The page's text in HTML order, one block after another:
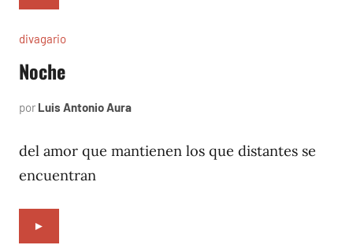
divagario
Noche
por Luis Antonio Aura
1994
del amor que mantienen los que distantes se
encuentran
►